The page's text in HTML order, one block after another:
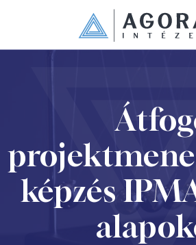
WEBINÁRJAINK
NYÍLT KÉPZÉS
GINOP 3.2.1-21
képzés